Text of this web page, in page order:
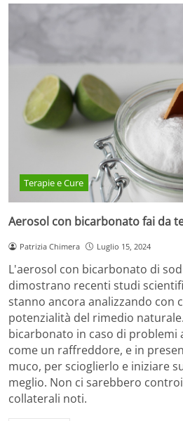
Terapie e Cure
Aerosol con bicarbonato fai da
Patrizia Chimera Luglio 15, 2024
L'aerosol con bicarbonato di
dimostrano recenti studi
stanno ancora analizzando con
potenzialità del rimedio
bicarbonato in caso di problemi
come un raffreddore, e in
muco, per scioglierlo e iniziare
meglio. Non ci sarebbero
collaterali noti.